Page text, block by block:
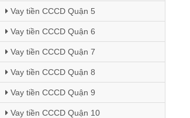
Vay tiền CCCD Quận 5
Vay tiền CCCD Quận 6
Vay tiền CCCD Quận 7
Vay tiền CCCD Quận 8
Vay tiền CCCD Quận 9
Vay tiền CCCD Quận 10